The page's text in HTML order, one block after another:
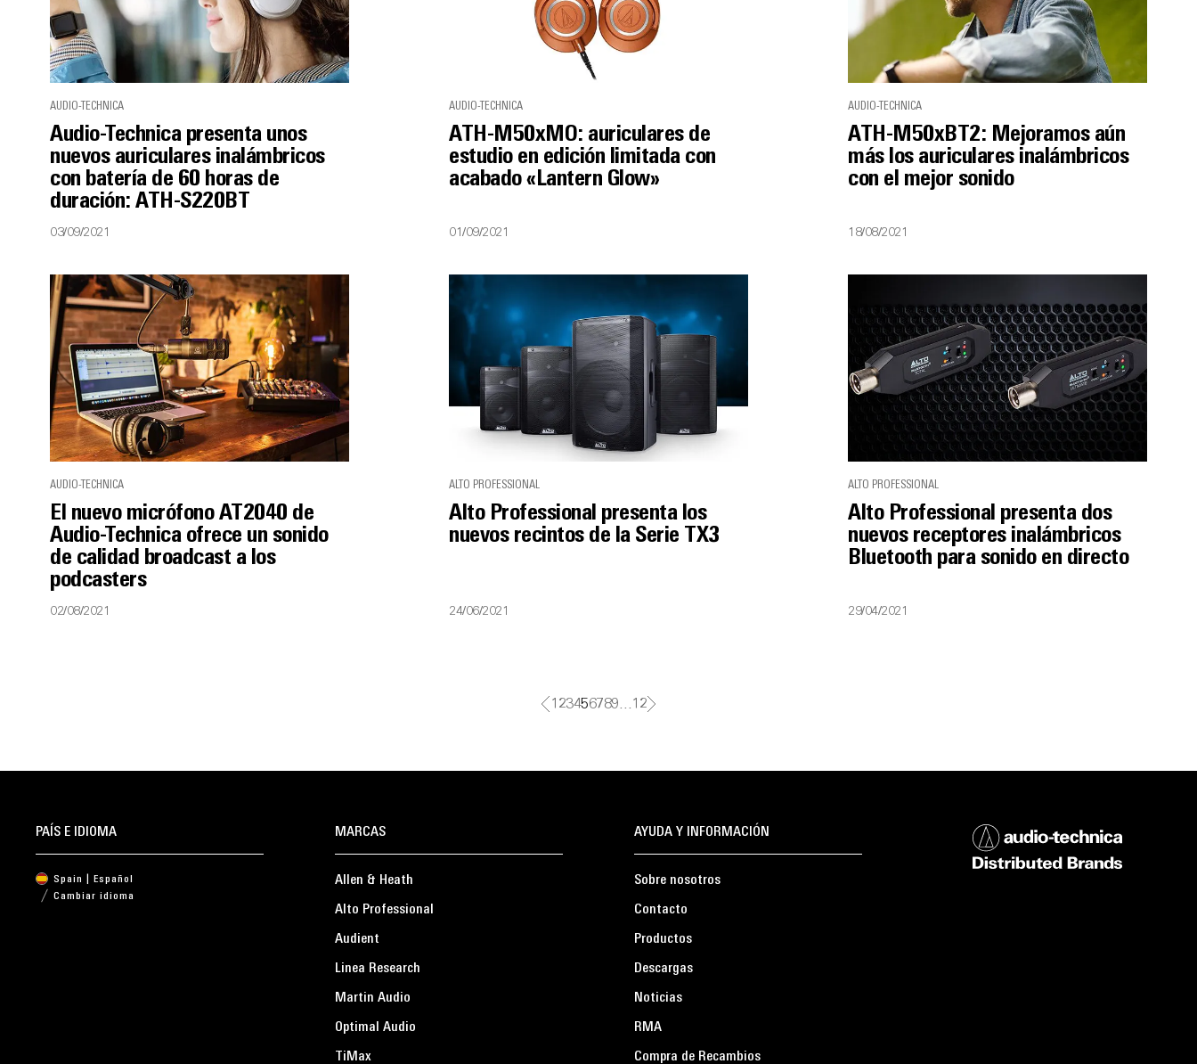
AUDIO-TECHNICA
Audio-Technica presenta unos
nuevos auriculares inalámbricos
con batería de 60 horas de
duración: ATH-S220BT
03/09/2021
AUDIO-TECHNICA
ATH-M50xMO: auriculares de
estudio en edición limitada con
acabado «Lantern Glow»
01/09/2021
AUDIO-TECHNICA
ATH-M50xBT2: Mejoramos aún
más los auriculares inalámbricos
con el mejor sonido
18/08/2021
AUDIO-TECHNICA
El nuevo micrófono AT2040 de
Audio-Technica ofrece un sonido
de calidad broadcast a los
podcasters
02/08/2021
ALTO PROFESSIONAL
Alto Professional presenta los
nuevos recintos de la Serie TX3
24/06/2021
ALTO PROFESSIONAL
Alto Professional presenta dos
nuevos receptores inalámbricos
Bluetooth para sonido en directo
29/04/2021
1 23456789…12
MARCAS
Allen & Heath
Alto Professional
Audient
Linea Research
Martin Audio
Optimal Audio
TiMax
AYUDA Y INFORMACIÓN
Sobre nosotros
Contacto
Productos
Descargas
Noticias
RMA
Compra de Recambios
PAÍS E IDIOMA
Spain | Español
Cambiar idioma